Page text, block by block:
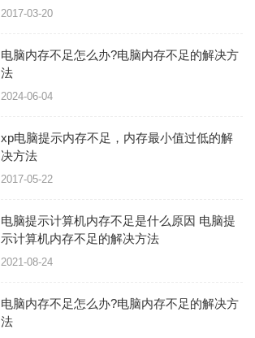
2017-03-20
电脑内存不足怎么办?电脑内存不足的解决方
法
2024-06-04
xp电脑提示内存不足，内存最小值过低的解
决方法
2017-05-22
电脑提示计算机内存不足是什么原因 电脑提
示计算机内存不足的解决方法
2021-08-24
电脑内存不足怎么办?电脑内存不足的解决方
法